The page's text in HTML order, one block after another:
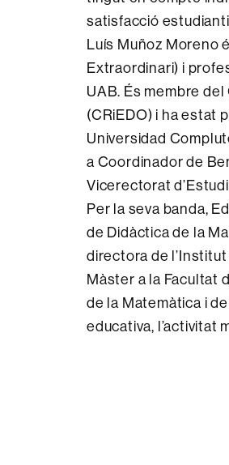
satisfacció
Luís Muñoz Moreno
Extraordinari) i
UAB. És membre
(CRiEDO) i ha estat
Universidad
a Coordinador de
Vicerectorat
Per la seva banda,
de Didàctica de la
directora de
Màster a la Facultat
de la Matemàtica i
educativa, l’activitat